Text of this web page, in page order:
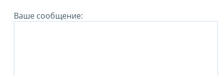
Ваше сообщение: